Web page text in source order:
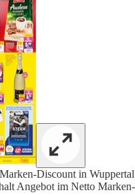
Discount in Wuppertal
Angebot im Netto